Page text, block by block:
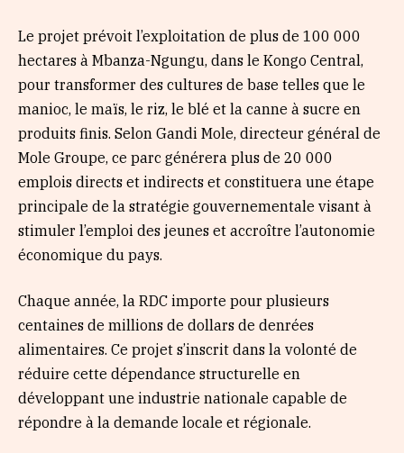
Le projet prévoit l’exploitation de plus de 100 000
hectares à Mbanza-Ngungu, dans le Kongo Central,
pour transformer des cultures de base telles que le
manioc, le maïs, le riz, le blé et la canne à sucre en
produits finis. Selon Gandi Mole, directeur général de
Mole Groupe, ce parc générera plus de 20 000
emplois directs et indirects et constituera une étape
principale de la stratégie gouvernementale visant à
stimuler l’emploi des jeunes et accroître l’autonomie
économique du pays.
Chaque année, la RDC importe pour plusieurs
centaines de millions de dollars de denrées
alimentaires. Ce projet s’inscrit dans la volonté de
réduire cette dépendance structurelle en
développant une industrie nationale capable de
répondre à la demande locale et régionale.